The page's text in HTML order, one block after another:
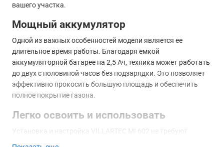
вашего участка.
Мощный аккумулятор
Одной из важных особенностей модели является ее
длительное время работы. Благодаря емкой
аккумуляторной батарее на 2,5 Ач, техника может работать
до двух с половиной часов без подзарядки. Это позволяет
эффективно прокосить большую площадь и обеспечить
полное покрытие газона.
Легко освоить и использовать
Установка и настройка VILLARTEC MI 602 не требуют